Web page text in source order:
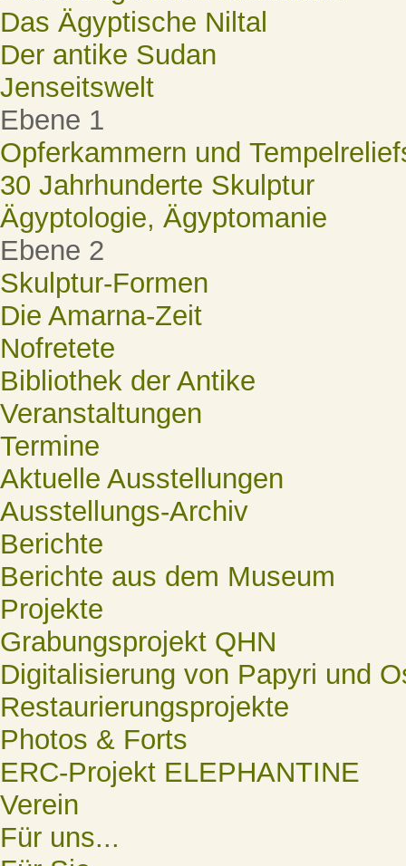
Das Ägyptische Niltal
Der antike Sudan
Jenseitswelt
Ebene 1
Opferkammern und
30 Jahrhunderte Skulptur
Ägyptologie, Ägyptomanie
Ebene 2
Skulptur-Formen
Die Amarna-Zeit
Nofretete
Bibliothek der Antike
Veranstaltungen
Termine
Aktuelle Ausstellungen
Ausstellungs-Archiv
Berichte
Berichte aus dem Museum
Projekte
Grabungsprojekt QHN
Digitalisierung von Papyri und
Restaurierungsprojekte
Photos & Forts
ERC-Projekt ELEPHANTINE
Verein
Für uns...